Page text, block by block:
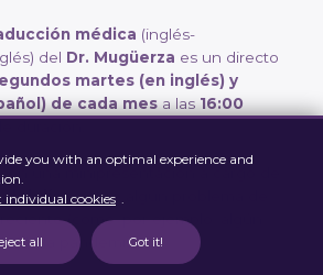
médica (inglés-
del Dr. Mugüerza es un directo
martes (en inglés) y
de cada mesa las16:00
una minipresentación a cargo de
día» , sobre algún problema de
(
como, por ejemplo, algún
de la pandemia).
you with an optimal experience and
individual cookies .
all Got it!